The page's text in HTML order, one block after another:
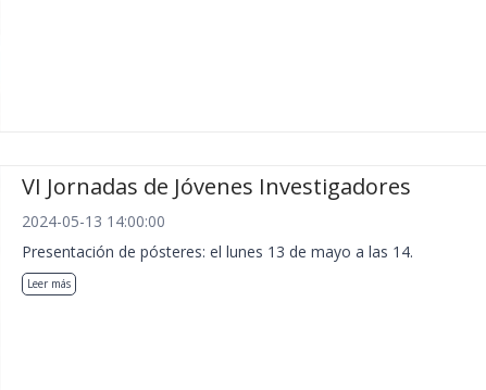
VI Jornadas de Jóvenes Investigadores
2024-05-13 14:00:00
Presentación de pósteres: el lunes 13 de mayo a las 14.
Leer más